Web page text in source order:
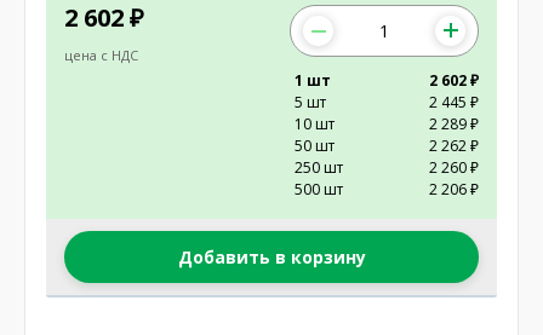
2 602 ₽
цена с НДС
1 шт
2 602 ₽
5 шт
2 445 ₽
10 шт
2 289 ₽
50 шт
2 262 ₽
250 шт
2 260 ₽
500 шт
2 206 ₽
Добавить в корзину